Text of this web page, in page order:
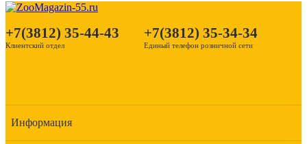
Информация
+7(3812) 35-44-43
Клиентский отдел
+7(3812) 35-34-34
Единый телефон розничной сети